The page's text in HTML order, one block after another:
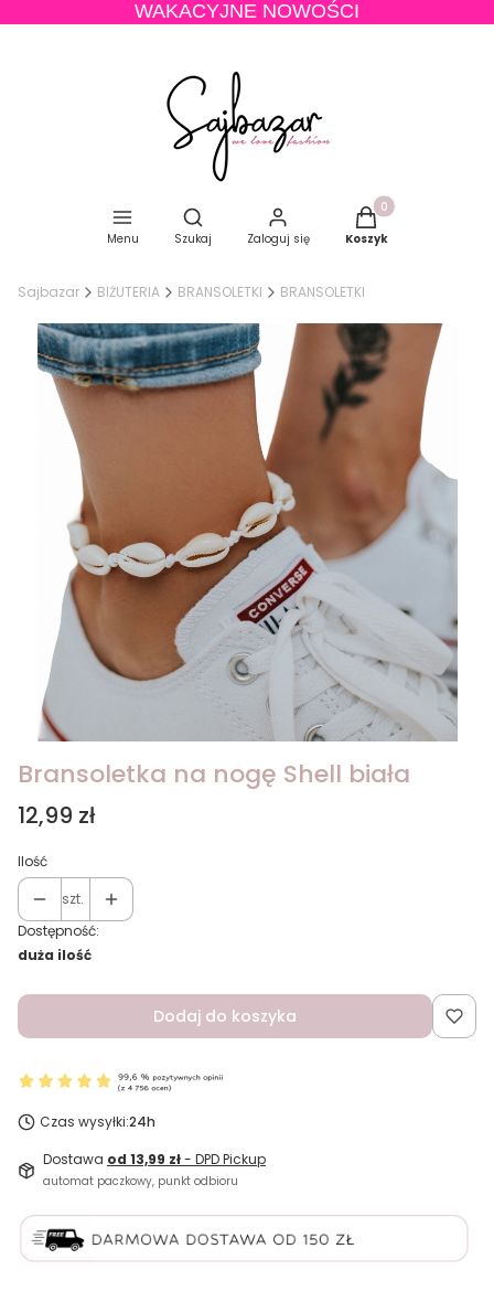
WAKACYJNE NOWOŚCI
Menu
Otwórz wyszukiwarkę
Szukaj Zaloguj się
Produkty w
Koszyk
Sajbazar BIŻUTERIA BRANSOLETKI BRANSOLETKI
Bransoletka na nogę Shell biała
Cena
12,99 zł
Ilość
szt.
Dostępność:
duża ilość
Dodaj do koszyka
Czas wysyłki:24h
Dostawa od 13,99 zł- DPD Pickup
automat paczkowy, punkt odbioru